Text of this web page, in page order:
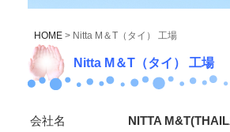
HOME > Nitta M＆T（タイ） 工場
Nitta M＆T（タイ） 工場
会社名
NITTA